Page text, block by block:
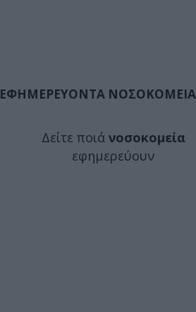
ΕΦΗΜΕΡΕΥΟΝΤΑ ΝΟΣΟΚΟΜΕΙΑ
Δείτε ποιά νοσοκομεία
εφημερεύουν